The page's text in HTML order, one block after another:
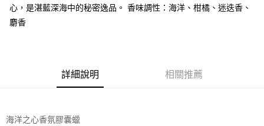
2.透過簡訊連結打開帳單後，可選擇「超商條碼／台灣大直營門市／銀行轉
帳／街口支付／iPASS MONEY」等通路繳費。
買賣價金債權讓與本公司後，依約使用本公司帳單繳交帳款。
2.基於同意付款使用「大哥付你分期」之契約關係目的，商店將以您的個人
3.完整用戶服務條款，請詳閱以下連結：
１．於結帳方式選擇「AFTEE先享後付」後，將跳轉至「AFTEE先享後付」
２．訂單成立數日內，您將收到繳費通知簡訊。
購買商品的店家。未經商家同意取消之訂單仍視為有效，需透過AFTEE先享
後付繳納相關費用。
※ 交易是否成功請以「AFTEE先享後付 」之結帳頁面顯示為準，若有關於
付款後7-11取貨
每筆NT$100，滿NT$1,000(含以上)免運費
京站台北店客服中心(1F星巴克旁) 即日起不提供京站紙袋，取件時
免運費
心，是湛藍深海中的秘密逸品。 香味調性：海洋、柑橘、迷迭香、
麝香
詳細說明 相關推薦
海洋之心香氛膠囊蠟